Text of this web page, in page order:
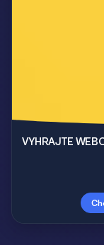
VYHRAJTE